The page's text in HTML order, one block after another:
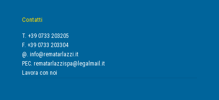
Contatti
T. +39 0733 203205
F. +39 0733 203304
@. info@rematarlazzi.it
PEC. rematarlazzispa@legalmail.it
Lavora con noi